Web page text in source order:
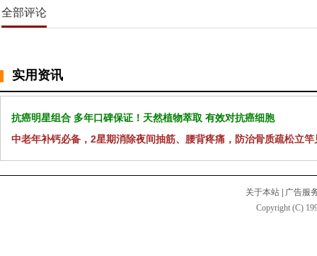
全部评论
实用资讯
抗癌明星组合 多年口碑保证！天然植物萃取 有效对抗癌细胞
中老年补钙必备，2星期消除夜间抽筋、腰背疼痛，防治骨质疏松立竿
关于本站
广告服
Copyright (C)